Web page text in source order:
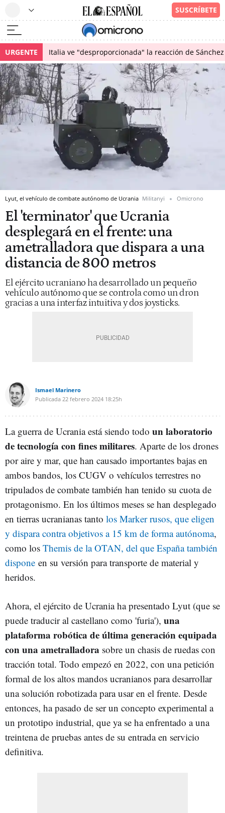
URGENTE Italia ve "desproporcionada" la reacción de
Lyut, el vehículo de combate autónomo de Ucrania Militanyi Omicrono
El 'terminator' que Ucrania
desplegará en el frente: una
ametralladora que dispara a una
distancia de 800 metros
El ejército ucraniano ha desarrollado un pequeño
vehículo autónomo que se controla como un dron
gracias a una interfaz intuitiva y dos joysticks.
Ismael Marinero
Publicada 22 febrero 2024 18:25h
La guerra de Ucrania está siendo todo un laboratorio
de tecnología con fines militares. Aparte de los drones
por aire y mar, que han causado importantes bajas en
ambos bandos, los CUGV o vehículos terrestres no
tripulados de combate también han tenido su cuota de
protagonismo. En los últimos meses se han desplegado
en tierras ucranianas tanto los Marker rusos, que eligen
y dispara contra objetivos a 15 km de forma autónoma,
como los Themis de la OTAN, del que España también
dispone en su versión para transporte de material y
heridos.
Ahora, el ejército de Ucrania ha presentado Lyut (que se
puede traducir al castellano como 'furia'), una
plataforma robótica de última generación equipada
con una ametralladora sobre un chasis de ruedas con
tracción total. Todo empezó en 2022, con una petición
formal de los altos mandos ucranianos para desarrollar
una solución robotizada para usar en el frente. Desde
entonces, ha pasado de ser un concepto experimental a
un prototipo industrial, que ya se ha enfrentado a una
treintena de pruebas antes de su entrada en servicio
definitiva.